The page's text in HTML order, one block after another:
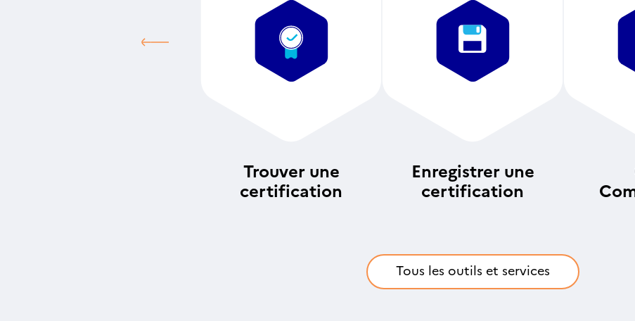
Trouver une
certification
Enregistrer une
certification
Tous les outils et services